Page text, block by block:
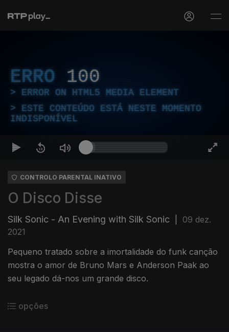
ERRO 100
ERROR ON HTML5 MEDIA ELEMENT
ESTE CONTEÚDO ESTÁ NESTE MOMENTO
INDISPONÍVEL
CONTROLO PARENTAL INATIVO
O Disco Disse
Silk Sonic - An Evening with Silk Sonic
09 dez.
2021
Pequeno tratado sobre a imortalidade do funk canção
mostra o amor de Bruno Mars e Anderson Paak ao
seu legado dá-nos um grande disco.
opções